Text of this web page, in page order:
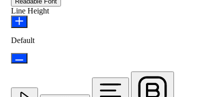
Line Height
Default